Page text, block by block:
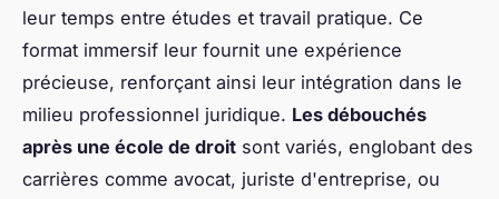
leur temps entre études et travail pratique. Ce
format immersif leur fournit une expérience
précieuse, renforçant ainsi leur intégration dans le
milieu professionnel juridique. Les débouchés
après une école de droit sont variés, englobant des
carrières comme avocat, juriste d'entreprise, ou